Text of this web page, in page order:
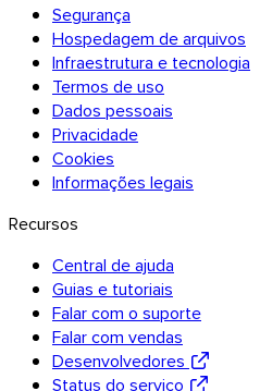
Firefox
Segurança
Hospedagem de arquivos
Infraestrutura e tecnologia
Termos de uso
Dados pessoais
Privacidade
Cookies
Informações legais
Recursos
Central de ajuda
Guias e tutoriais
Falar com o suporte
Falar com vendas
Desenvolvedores
Status do serviço